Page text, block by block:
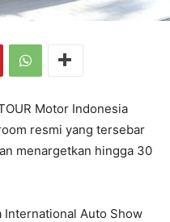
Motor Indonesia
resmi yang tersebar
menargetkan hingga 30
International Auto Show